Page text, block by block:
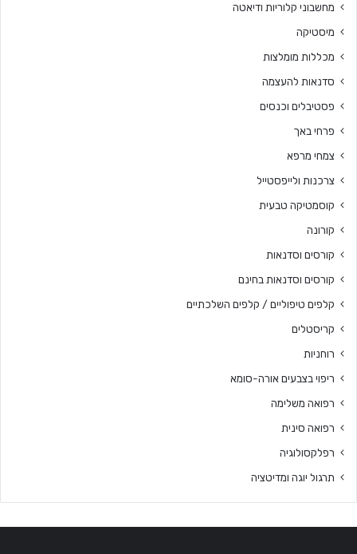
מחשבוני קלוריות ודיאטה
מיסטיקה
מכללות מומלצות
סדנאות להעצמה
פסטיבלים וכנסים
פרחי באך
צמחי מרפא
צרכנות ולייפסטייל
קוסמטיקה טבעית
קורונה
קורסים וסדנאות
קורסים וסדנאות בחינם
קלפים טיפוליים / קלפים השלכתיים
קריסטלים
רוחניות
ריפוי בצבעים אורה-סומא
רפואה משלימה
רפואה סינית
רפלקסולוגיה
תרגול יוגה ומדיטציה